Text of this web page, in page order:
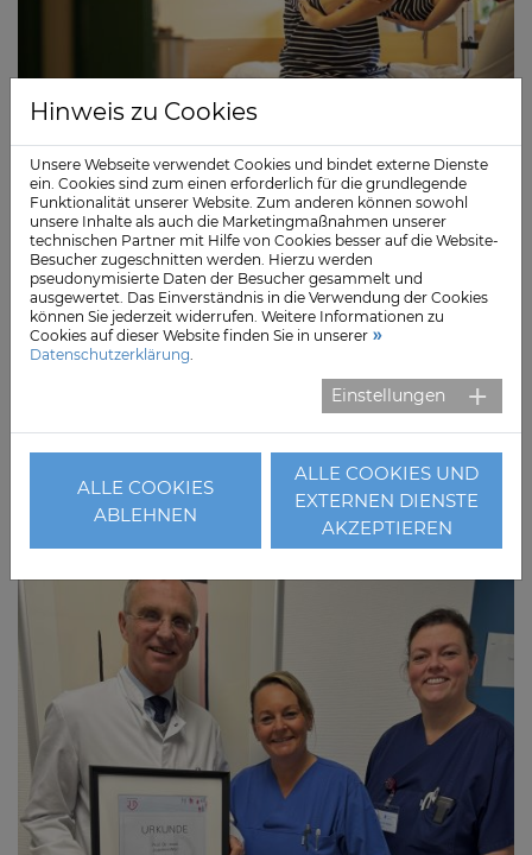
Im AMEOS Klinikum Middelburg finden ältere
Menschen eine vertrauensvolle Anlaufstelle. Die Klinik
für Geriatrie unterstützt sie dabei, ihre Selbstständigkeit
zu bewahren oder verloren gegangene Fähigkeiten
wiederaufzubauen.
Weiterlesen
Di., 17. Februar 2026
Erneute Auszeichnung für die Klinik für
Kardiologie und Angiologie in den Sana
Kliniken Lübeck
Hinweis zu Cookies
Unsere Webseite verwendet Cookies und bindet externe Dienste
ein. Cookies sind zum einen erforderlich für die grundlegende
Funktionalität unserer Website. Zum anderen können sowohl
unsere Inhalte als auch die Marketingmaßnahmen unserer
technischen Partner mit Hilfe von Cookies besser auf die Website-
Besucher zugeschnitten werden. Hierzu werden
pseudonymisierte Daten der Besucher gesammelt und
ausgewertet. Das Einverständnis in die Verwendung der Cookies
können Sie jederzeit widerrufen. Weitere Informationen zu
Cookies auf dieser Website finden Sie in unserer
Datenschutzerklärung.
Einstellungen
ALLE COOKIES
ABLEHNEN
ALLE COOKIES UND
EXTERNEN DIENSTE
AKZEPTIEREN